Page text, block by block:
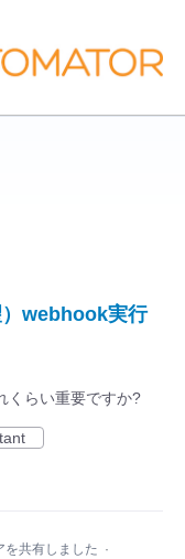
webhook実行
くらい重要ですか?
を共有しました ·